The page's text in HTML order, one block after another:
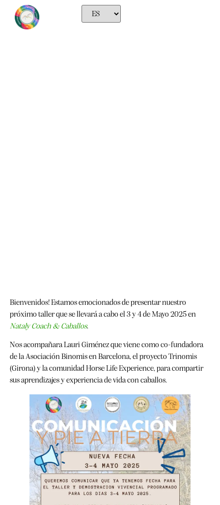
Bienvenidos! Estamos emocionados de presentar nuestro
próximo taller que se llevará a cabo el 3 y 4 de Mayo 2025 en
Nataly Coach & Caballos.
Nos acompañara Lauri Giménez que viene como co-fundadora
de la Asociación Binomis en Barcelona, el proyecto Trinomis
(Girona) y la comunidad Horse Life Experience, para compartir
sus aprendizajes y experiencia de vida con caballos.